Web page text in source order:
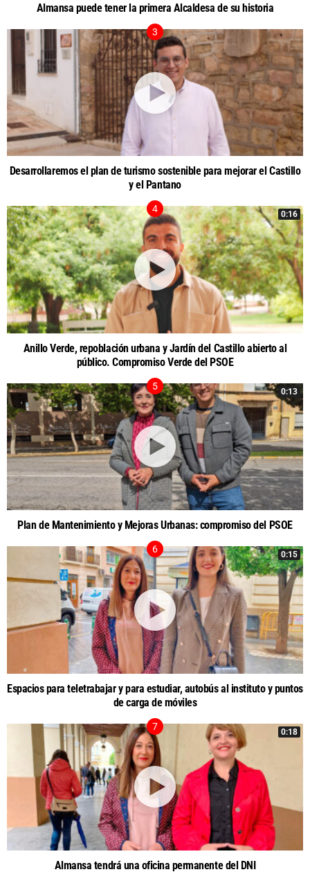
Almansa puede tener la primera Alcaldesa de su historia
Desarrollaremos el plan de turismo sostenible para mejorar el Castillo
y el Pantano
0:16
Anillo Verde, repoblación urbana y Jardín del Castillo abierto al
público. Compromiso Verde del PSOE
0:13
Plan de Mantenimiento y Mejoras Urbanas: compromiso del PSOE
0:15
Espacios para teletrabajar y para estudiar, autobús al instituto y puntos
de carga de móviles
0:18
Almansa tendrá una oficina permanente del DNI